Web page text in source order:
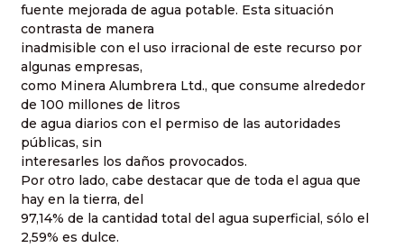
fuente mejorada de agua potable. Esta situación
contrasta de manera
inadmisible con el uso irracional de este recurso por
algunas empresas,
como Minera Alumbrera Ltd., que consume alrededor
de 100 millones de litros
de agua diarios con el permiso de las autoridades
públicas, sin
interesarles los daños provocados.
Por otro lado, cabe destacar que de toda el agua que
hay en la tierra, del
97,14% de la cantidad total del agua superficial, sólo el
2,59% es dulce.